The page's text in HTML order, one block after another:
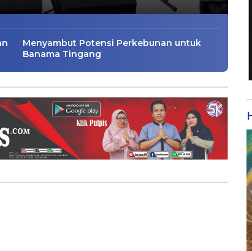
Menyambut Potensi Perkebunan untuk
Banama Tingang